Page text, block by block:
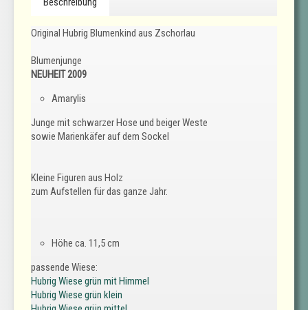
Original Hubrig Blumenkind aus Zschorlau
Blumenjunge
NEUHEIT 2009
Amarylis
Junge mit schwarzer Hose und beiger Weste
sowie Marienkäfer auf dem Sockel
Kleine Figuren aus Holz
zum Aufstellen für das ganze Jahr.
Höhe ca. 11,5 cm
passende Wiese:
Hubrig Wiese grün mit Himmel
Hubrig Wiese grün klein